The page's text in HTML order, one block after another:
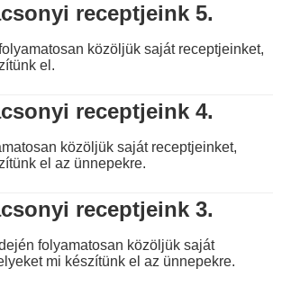
receptjeink 5.
közöljük saját receptjeinket,
el.
receptjeink 4.
közöljük saját receptjeinket,
el az ünnepekre.
receptjeink 3.
folyamatosan közöljük saját
mi készítünk el az ünnepekre.